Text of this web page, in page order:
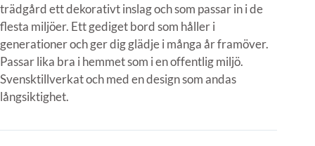
trädgård ett dekorativt inslag och som passar in i de
flesta miljöer. Ett gediget bord som håller i
generationer och ger dig glädje i många år framöver.
Passar lika bra i hemmet som i en offentlig miljö.
Svensktillverkat och med en design som andas
långsiktighet.